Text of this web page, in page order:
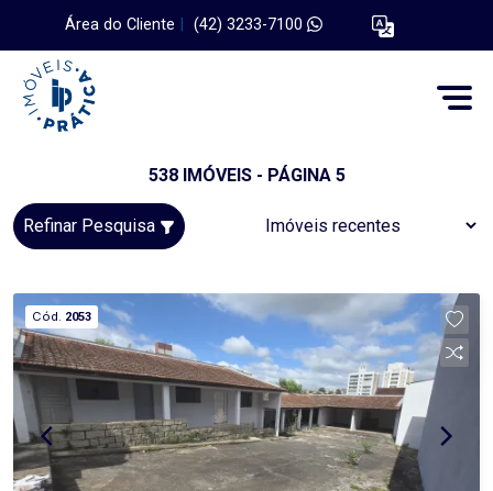
Área do Cliente (42) 3233-7100
538 IMÓVEIS - PÁGINA 5
Refinar Pesquisa
Cód. 2053